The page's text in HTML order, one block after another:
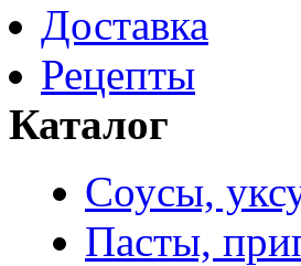
Доставка
Рецепты
Каталог
Соусы,
Пасты,